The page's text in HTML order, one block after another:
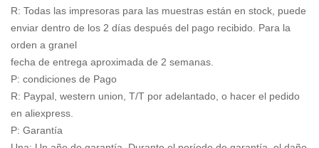
R: Todas las impresoras para las muestras están en stock, puede
enviar dentro de los 2 días después del pago recibido. Para la
orden a granel
fecha de entrega aproximada de 2 semanas.
P: condiciones de Pago
R: Paypal, western union, T/T por adelantado, o hacer el pedido
en aliexpress.
P: Garantía